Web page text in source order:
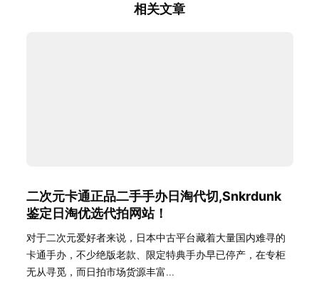
相关文章
二次元卡通正品二手手办日淘代切,Snkrdunk
鉴定日淘优选代拍网站！
对于二次元爱好者来说，日本中古平台藏着大量国内难寻的
卡通手办，不少绝版老款、限定特典手办早已停产，在专柜
无从寻觅，而日拍市场货源丰富...